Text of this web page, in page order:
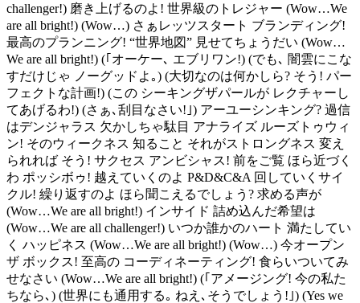
challenger!) 磨き上げるのよ! 世界級のトレジャー (Wow…We
are all bright!) (Wow…) さぁレッツスタート ブランディング!
最高のプランニング! “世界地図” 見せてちょうだい (Wow…
We are all bright!) (｢オーケー､ エブリワン!) (でも､ 闇雲にこな
すだけじゃ ノーグッドよ｡) (大切なのは何かしら? そう! パー
フェクトな計画!) (この シーキングザパールが レクチャーし
てあげるわ!) (さぁ､刮目なさい!｣) アーユーシンキング? 過信
はデンジャラス 欠かしちゃ駄目 アナライズ ルーズトゥウィ
ン! そのウィークネス 知ること それがストロングネス 変え
られれば そう! サクセス アンビシャス! 前をご覧 ほら近づく
わ ポッシボゥ! 越えていくのよ P&D&C&A 回していくサイ
クル! 繰り返すのよ ほら聞こえるでしょう? 求める声が
(Wow…We are all bright!) インサイド 詰め込んだ希望は
(Wow…We are all challenger!) いつか誰かのハート 満たしてい
く ハッピネス (Wow…We are all bright!) (Wow…) 今オープン
ザ ボックス! 至高の コーディネーティング! 食らいついてみ
せなさい (Wow…We are all bright!) (｢アメージング! 今の私た
ちなら､) (世界にも通用する｡ ねえ､そうでしょう!｣) (Yes we